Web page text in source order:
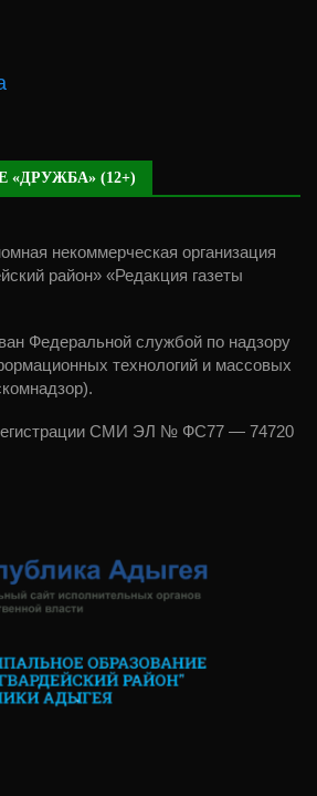
«ДРУЖБА» (12+)
некоммерческая организация
район» «Редакция газеты
Федеральной службой по надзору
технологий и массовых
СМИ ЭЛ № ФС77 — 74720